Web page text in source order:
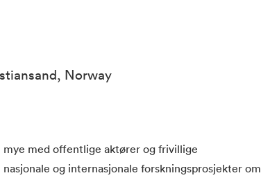
Norway
med offentlige aktører og frivillige
og internasjonale forskningsprosjekter om